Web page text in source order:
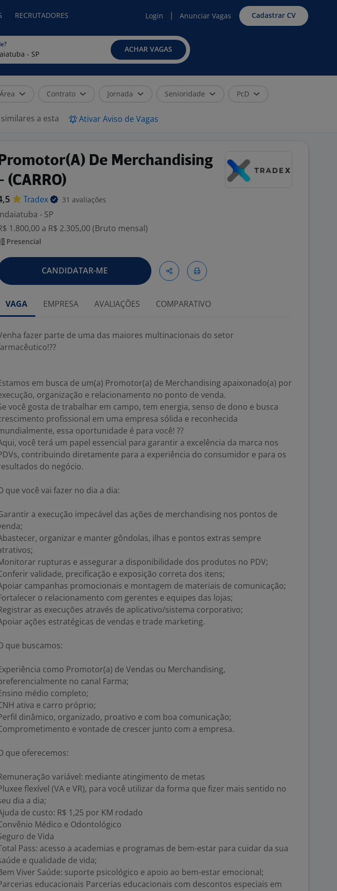
RECRUTADORES Login Anunciar Vagas Cadastrar CV
ACHAR VAGAS
Área Contrato Jornada Senioridade PcD
a esta Ativar Aviso de Vagas
De Merchandising
(CARRO)
Tradex 31 avaliações
- SP
1.800,00 a R$ 2.305,00 (Bruto mensal)
Presencial
CANDIDATAR-ME
VAGA EMPRESA AVALIAÇÕES COMPARATIVO
fazer parte de uma das maiores multinacionais do setor
em busca de um(a) Promotor(a) de Merchandising apaixonado(a) por
organização e relacionamento no ponto de venda.
você gosta de trabalhar em campo, tem energia, senso de dono e busca
profissional em uma empresa sólida e reconhecida
essa oportunidade é para você! ??
você terá um papel essencial para garantir a excelência da marca nos
contribuindo diretamente para a experiência do consumidor e para os
do negócio.
que você vai fazer no dia a dia:
a execução impecável das ações de merchandising nos pontos de
organizar e manter gôndolas, ilhas e pontos extras sempre
rupturas e assegurar a disponibilidade dos produtos no PDV;
validade, precificação e exposição correta dos itens;
campanhas promocionais e montagem de materiais de comunicação;
o relacionamento com gerentes e equipes das lojas;
as execuções através de aplicativo/sistema corporativo;
ações estratégicas de vendas e trade marketing.
que buscamos:
como Promotor(a) de Vendas ou Merchandising,
no canal Farma;
médio completo;
ativa e carro próprio;
dinâmico, organizado, proativo e com boa comunicação;
e vontade de crescer junto com a empresa.
que oferecemos:
variável: mediante atingimento de metas
flexível (VA e VR), para você utilizar da forma que fizer mais sentido no
dia a dia;
de custo: R$ 1,25 por KM rodado
Médico e Odontológico
de Vida
Pass: acesso a academias e programas de bem-estar para cuidar da sua
e qualidade de vida;
Viver Saúde: suporte psicológico e apoio ao bem-estar emocional;
educacionais Parcerias educacionais com descontos especiais em